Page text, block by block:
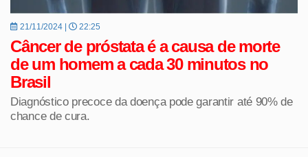
21/11/2024 | 22:25
Câncer de próstata é a causa de morte
de um homem a cada 30 minutos no
Brasil
Diagnóstico precoce da doença pode garantir até 90% de
chance de cura.